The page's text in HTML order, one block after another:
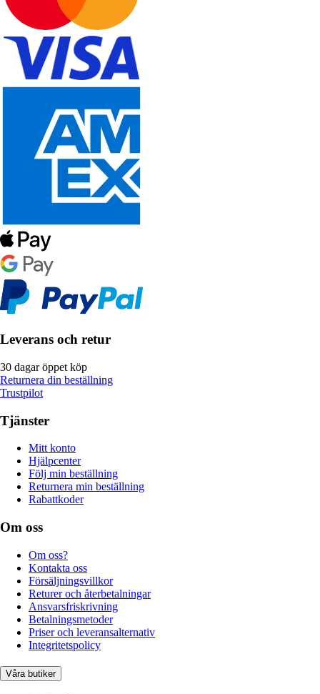
Leverans och retur
30 dagar öppet köp
Returnera din beställning
Trustpilot
Tjänster
Mitt konto
Hjälpcenter
Följ min beställning
Returnera min beställning
Rabattkoder
Om oss
Om oss?
Kontakta oss
Försäljningsvillkor
Returer och återbetalningar
Ansvarsfriskrivning
Betalningsmetoder
Priser och leveransalternativ
Integritetspolicy
Våra butiker